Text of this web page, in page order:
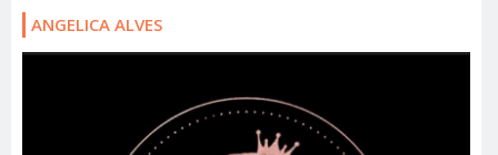
ANGELICA ALVES